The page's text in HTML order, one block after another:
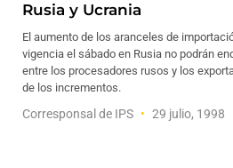
Rusia y Ucrania
El aumento de los aranceles de
vigencia el sábado en Rusia no podrán
entre los procesadores rusos y los
de los incrementos.
Corresponsal de IPS 29 julio, 1998